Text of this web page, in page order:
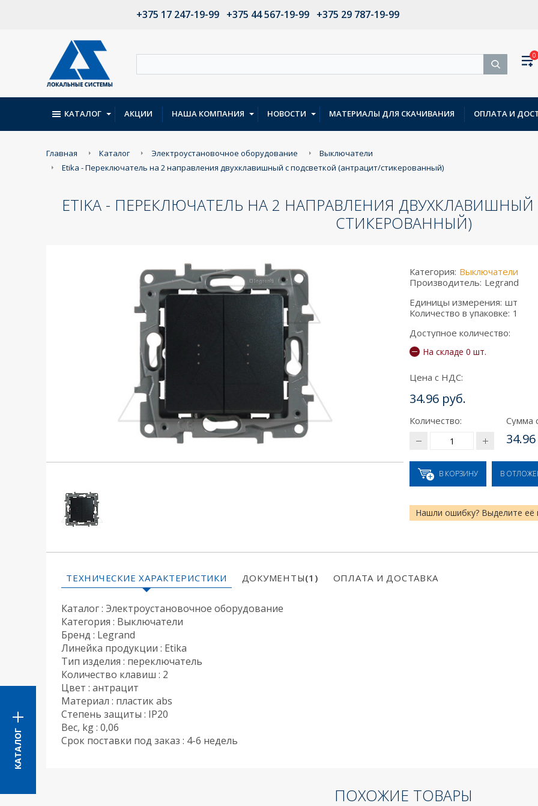
+375 17 247-19-99 +375 44 567-19-99 +375 29 787-19-99
0
КАТАЛОГ
КАТАЛОГ АКЦИИ НАША КОМПАНИЯ НОВОСТИ МАТЕРИАЛЫ ДЛЯ СКАЧИВАНИЯ ОПЛАТА И
Главная Каталог Электроустановочное оборудование
Выключатели
Etika - Переключатель на 2 направления двухклавишный с подсветкой (антрацит/стикерованный)
ETIKA - ПЕРЕКЛЮЧАТЕЛЬ НА 2 НАПРАВЛЕНИЯ
СТИКЕРОВАННЫЙ)
Категория: Выключатели
Производитель: Legrand
Единицы измерения: шт
Количество в упаковке: 1
Доступное количество:
На складе 0 шт.
Цена с НДС:
34.96 руб.
Количество: Сумма
В КОРЗИНУ В
Нашли ошибку? Выделите её
ТЕХНИЧЕСКИЕ ХАРАКТЕРИСТИКИ ДОКУМЕНТЫ(1) ОПЛАТА И ДОСТАВКА
Каталог : Электроустановочное оборудование
Категория : Выключатели
Бренд : Legrand
Линейка продукции : Etika
Тип изделия : переключатель
Количество клавиш : 2
Цвет : антрацит
Материал : пластик abs
Степень защиты : IP20
Вес, kg : 0,06
Срок поставки под заказ : 4-6 недель
ПОХОЖИЕ ТОВАРЫ